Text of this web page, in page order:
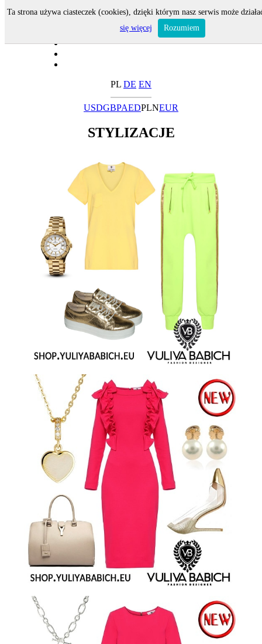
PL DE EN
USDGBPAEDPLNEUR
STYLIZACJE
Ta strona używa ciasteczek (cookies), dzięki którym nasz serwis może
się więcej
Rozumiem